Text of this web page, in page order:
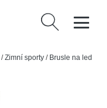
Vyhledávání
/Zimní sporty / Brusle na led